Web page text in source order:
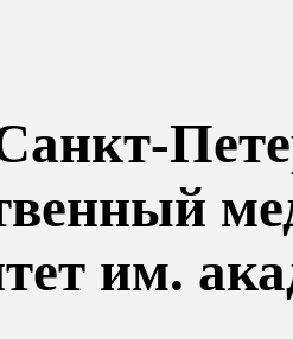
им.